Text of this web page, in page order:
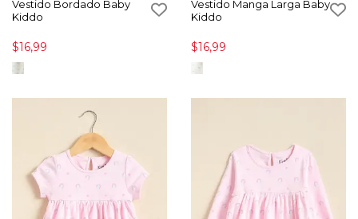
Vestido Bordado Baby
Kiddo
$16,99
Vestido Manga Larga Baby
Kiddo
$16,99